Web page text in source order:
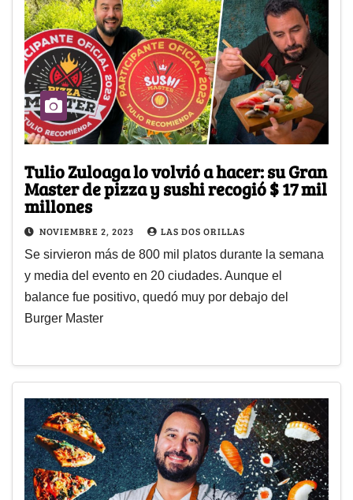
Tulio Zuloaga lo volvió a hacer: su Gran
Master de pizza y sushi recogió $ 17 mil
millones
NOVIEMBRE 2, 2023 LAS DOS ORILLAS
Se sirvieron más de 800 mil platos durante la semana
y media del evento en 20 ciudades. Aunque el
balance fue positivo, quedó muy por debajo del
Burger Master